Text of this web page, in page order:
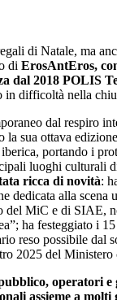
di Natale, ma
di ErosAntEros,
dal 2018 POLIS
in difficoltà nella
dal respiro
la sua ottava
portando i
luoghi culturali
ricca di novità:
dedicata alla scena
del MiC e di SIAE,
ha festeggiato i
reso possibile dal
2025 del Ministero
operatori e
assieme a molti